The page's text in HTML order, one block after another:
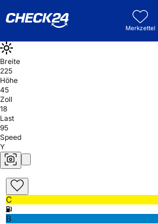
Merkzettel
Breite
225
Höhe
45
Zoll
18
Last
95
Speed
Y
C
B